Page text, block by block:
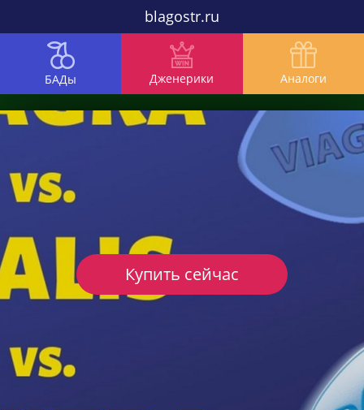
blagostr.ru
БАДы Дженерики Аналоги
Купить сейчас